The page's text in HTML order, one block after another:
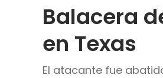
Balacera
en Texas
El atacante fue